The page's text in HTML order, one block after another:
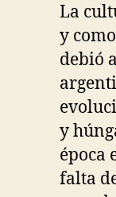
La
y
debió
y
época
falta